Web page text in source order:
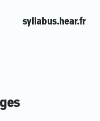
syllabus.hear.fr